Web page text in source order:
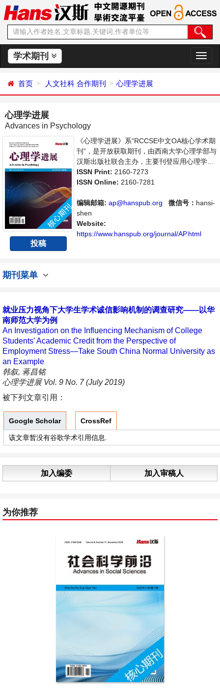
学术期刊
切
换
首页 人文社科 合作期刊 心理学进展
心理学进展
Advances in Psychology
投稿
《心理学进展》系“RCCSE中文OA核心学术期
刊”，是开放获取期刊，由西南大学心理学部与
汉斯出版社联合主办，主要刊登应用心理学、
社会心理学等领域的学术论文和成果报道及评
述。支持思想创新、学术创新，倡导科学，繁
界范围内的科学家、学者、科研人员提供一个
传播、分享和讨论心理学领域内不同方向问题
与发展的交流平台。
ISSN Print: 2160-7273
ISSN Online: 2160-7281
编辑邮箱: ap@hanspub.org 微信号： hansi-
shen
Website:
https://www.hanspub.org/journal/AP.html
期刊菜单
就业压力视角下大学生学术诚信影响机制的调查研究——以华
南师范大学为例
An Investigation on the Influencing Mechanism of College
Students’ Academic Credit from the Perspective of
Employment Stress—Take South China Normal University as
an Example
韩叙, 蒋昌铭
心理学进展 Vol. 9 No. 7 (July 2019)
被下列文章引用：
Google Scholar CrossRef
该文章暂没有谷歌学术引用信息.
加入编委 加入审稿人
为你推荐